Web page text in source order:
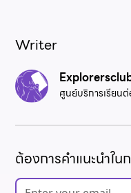
Writer
ศูนย์บริการเรียน
ต้องการคำแนะนำใ